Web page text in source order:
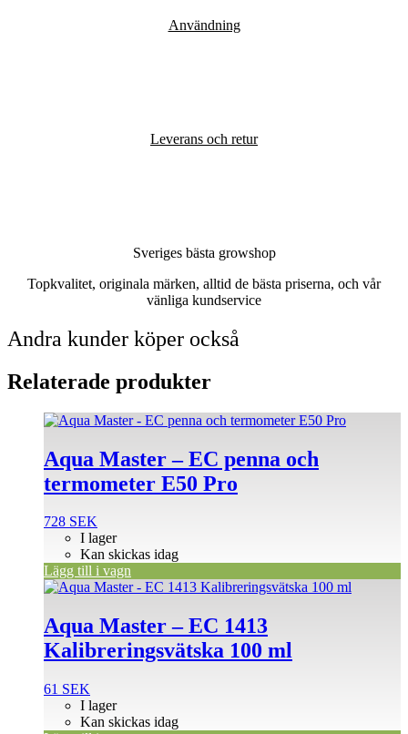
Användning
Leverans och retur
Sveriges bästa growshop
Topkvalitet, originala märken, alltid de bästa priserna, och vår
vänliga kundservice
Andra kunder köper också
Relaterade produkter
Aqua Master – EC penna och
termometer E50 Pro
728 SEK
I lager
Kan skickas idag
Lägg till i vagn
Aqua Master – EC 1413
Kalibreringsvätska 100 ml
61 SEK
I lager
Kan skickas idag